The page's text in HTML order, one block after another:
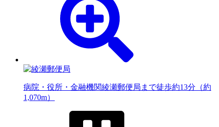
病院・役所・金融機関綾瀬郵便局まで徒歩約13分（約
1,070m）